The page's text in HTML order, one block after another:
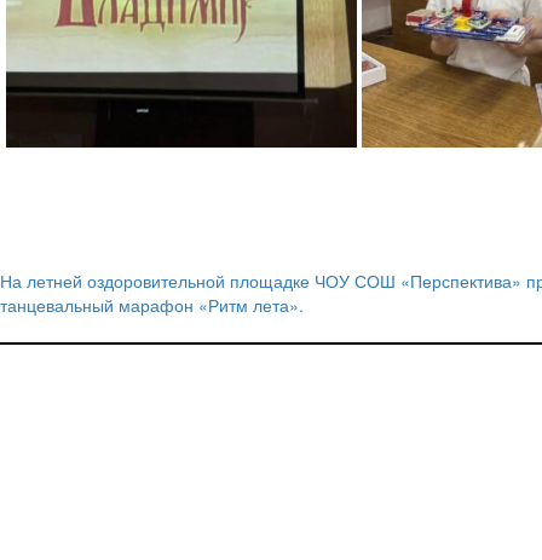
Навигация
по
На летней оздоровительной площадке ЧОУ СОШ «Перспектива»
танцевальный марафон «Ритм лета».